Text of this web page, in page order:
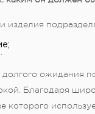
изделия
ожидания
Благодаря
которого